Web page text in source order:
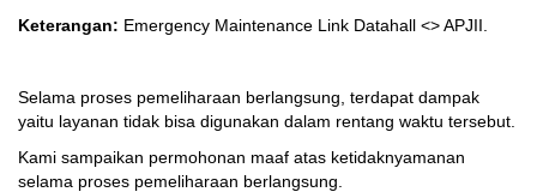
Keterangan: Emergency Maintenance Link Datahall <> APJII.
Selama proses pemeliharaan berlangsung, terdapat dampak
yaitu layanan tidak bisa digunakan dalam rentang waktu tersebut.
Kami sampaikan permohonan maaf atas ketidaknyamanan
selama proses pemeliharaan berlangsung.